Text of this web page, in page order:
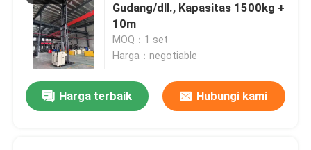
Gudang/dll., Kapasitas 1500kg +
10m
MOQ：1 set
Harga：negotiable
Harga terbaik Hubungi kami